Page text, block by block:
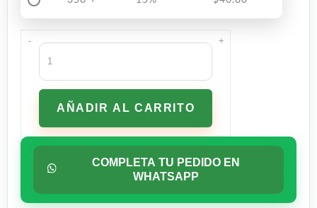
-
Red
Bull
Yellow
Edition
Tropical
250ml
cantidad
AÑADIR AL CARRITO
+
COMPLETA TU PEDIDO EN
WHATSAPP